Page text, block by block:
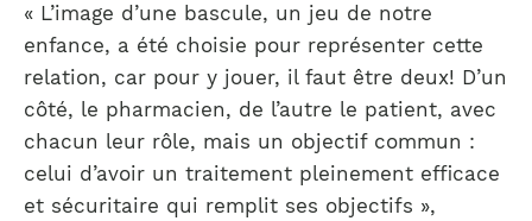
« L’image d’une bascule, un jeu de notre
enfance, a été choisie pour représenter cette
relation, car pour y jouer, il faut être deux! D’un
côté, le pharmacien, de l’autre le patient, avec
chacun leur rôle, mais un objectif commun :
celui d’avoir un traitement pleinement efficace
et sécuritaire qui remplit ses objectifs »,